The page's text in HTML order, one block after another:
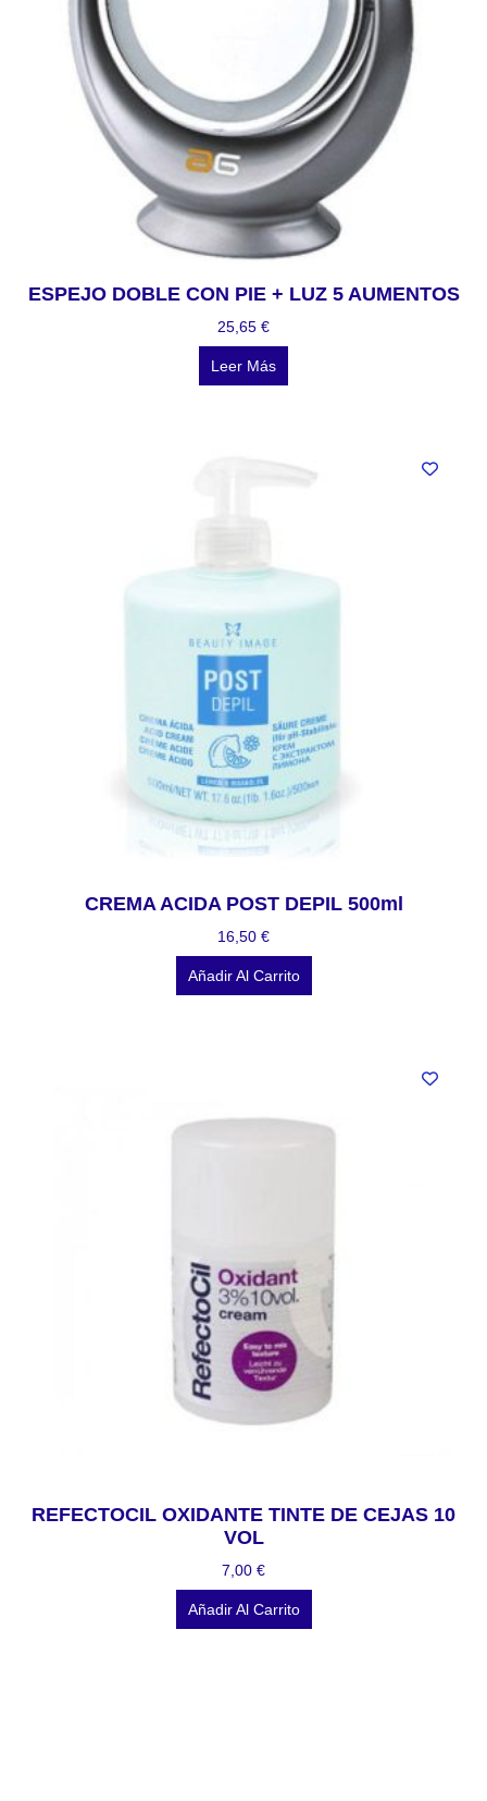
ESPEJO DOBLE CON PIE + LUZ 5 AUMENTOS
25,65 €
Leer Más
CREMA ACIDA POST DEPIL 500ml
16,50 €
Añadir Al Carrito
REFECTOCIL OXIDANTE TINTE DE CEJAS 10
VOL
7,00 €
Añadir Al Carrito